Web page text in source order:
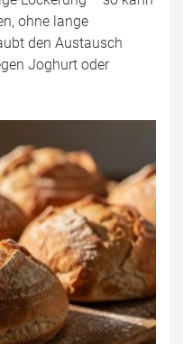
ohne lange
den Austausch
Joghurt oder